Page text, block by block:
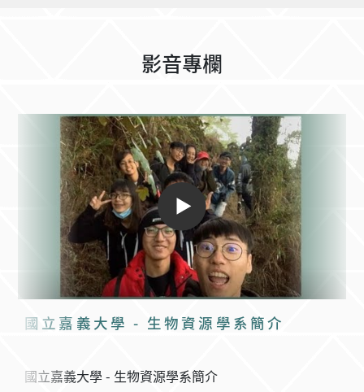
影音專欄
國立嘉義大學 - 生物資源學系簡介
國立嘉義大學 - 生物資源學系簡介